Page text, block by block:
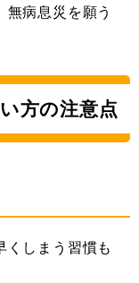
病息災を願う
方の注意点
くしまう習慣も